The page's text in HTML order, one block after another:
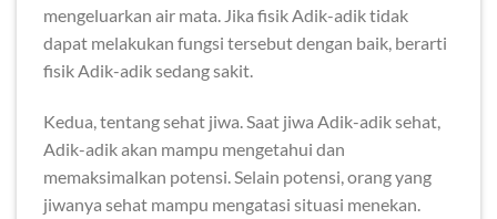
mengeluarkan air mata. Jika fisik Adik-adik tidak
dapat melakukan fungsi tersebut dengan baik, berarti
fisik Adik-adik sedang sakit.
Kedua, tentang sehat jiwa. Saat jiwa Adik-adik sehat,
Adik-adik akan mampu mengetahui dan
memaksimalkan potensi. Selain potensi, orang yang
jiwanya sehat mampu mengatasi situasi menekan.